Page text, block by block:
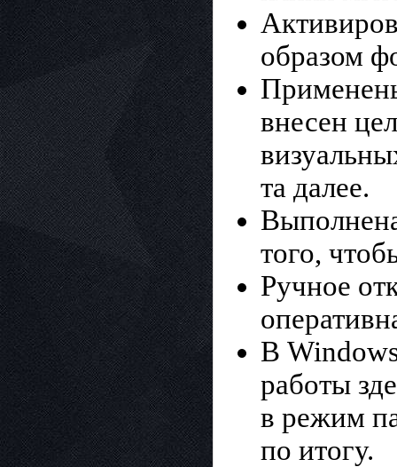
образом
внесен
та далее.
того,
Ручное
В
работы
в режим
по итогу.